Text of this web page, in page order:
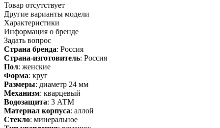
Товар отсутствует
Другие варианты модели
Характеристики
Информация о бренде
Задать вопрос
Страна бренда: Россия
Страна-изготовитель: Россия
Пол: женские
Форма: круг
Размеры: диаметр 24 мм
Механизм: кварцевый
Водозащита: 3 АТМ
Материал корпуса: аллой
Стекло: минеральное